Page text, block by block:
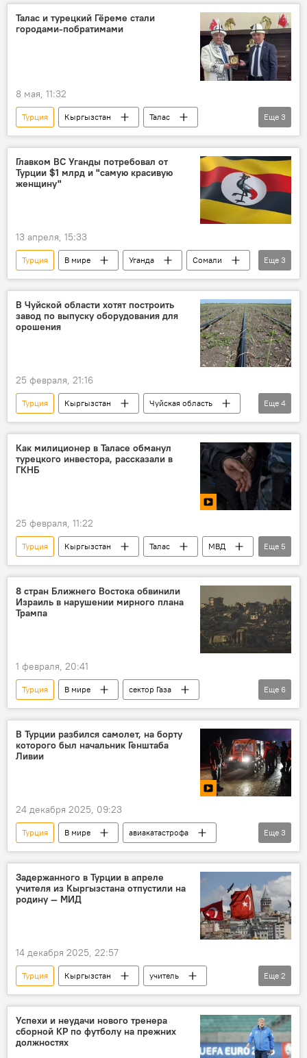
Джамиля Джаманбаева
Талас и турецкий Гёреме стали
городами-побратимами
8 мая, 11:32
Турция Кыргызстан
Талас
Гёреме
города-побратимы
сотрудничество
Еще 3
Главком ВС Уганды потребовал от
Турции $1 млрд и "самую красивую
женщину"
13 апреля, 15:33
Турция В мире Уганда
Сомали
терроризм
требование
дивиденды
Еще 3
В Чуйской области хотят построить
завод по выпуску оборудования для
орошения
25 февраля, 21:16
Турция Кыргызстан
Чуйская область
завод
орошение
инвестор
Еще 4
Как милиционер в Таласе обманул
турецкого инвестора, рассказали в
ГКНБ
25 февраля, 11:22
Турция Кыргызстан Талас
МВД
милиционер
инвестор
обман
задержание
Еще 5
8 стран Ближнего Востока обвинили
Израиль в нарушении мирного плана
Трампа
1 февраля, 20:41
Турция В мире
сектор Газа
Ближний Восток
Израиль
нарушение
мирный план
Дональд Трамп
обвинение
Еще 6
В Турции разбился самолет, на борту
которого был начальник Генштаба
Ливии
24 декабря 2025, 09:23
Турция В мире
авиакатастрофа
Ливия
начальник видео
Еще 3
Задержанного в Турции в апреле
учителя из Кыргызстана отпустили на
родину — МИД
14 декабря 2025, 22:57
Турция Кыргызстан
учитель
задержание
МИД
Еще 2
Успехи и неудачи нового тренера
сборной КР по футболу на прежних
должностях